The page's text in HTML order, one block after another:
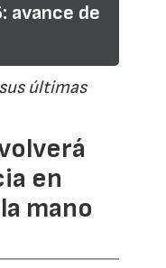
avance de
últimas
en
mano